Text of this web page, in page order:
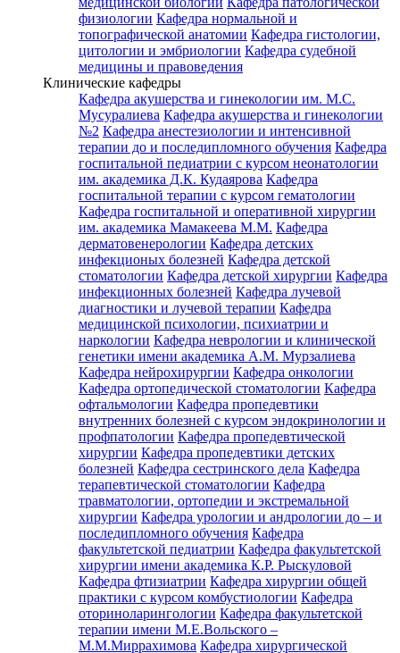
физиологии Кафедра нормальной и
топографической анатомии Кафедра гистологии,
цитологии и эмбриологии Кафедра судебной
медицины и правоведения
Клинические кафедры
Кафедра акушерства и гинекологии им. М.С.
Мусуралиева Кафедра акушерства и гинекологии
№2 Кафедра анестезиологии и интенсивной
терапии до и последипломного обучения Кафедра
госпитальной педиатрии с курсом неонатологии
им. академика Д.К. Кудаярова Кафедра
госпитальной терапии с курсом гематологии
Кафедра госпитальной и оперативной хирургии
им. академика Мамакеева М.М. Кафедра
дерматовенерологии Кафедра детских
инфекционых болезней Кафедра детской
стоматологии Кафедра детской хирургии Кафедра
инфекционных болезней Кафедра лучевой
диагностики и лучевой терапии Кафедра
медицинской психологии, психиатрии и
наркологии Кафедра неврологии и клинической
генетики имени академика А.М. Мурзалиева
Кафедра нейрохирургии Кафедра онкологии
Кафедра ортопедической стоматологии Кафедра
офтальмологии Кафедра пропедевтики
внутренних болезней с курсом эндокринологии и
профпатологии Кафедра пропедевтической
хирургии Кафедра пропедевтики детских
болезней Кафедра сестринского дела Кафедра
терапевтической стоматологии Кафедра
травматологии, ортопедии и экстремальной
хирургии Кафедра урологии и андрологии до – и
последипломного обучения Кафедра
факультетской педиатрии Кафедра факультетской
хирургии имени академика К.Р. Рыскуловой
Кафедра фтизиатрии Кафедра хирургии общей
практики с курсом комбустиологии Кафедра
оториноларингологии Кафедра факультетской
терапии имени М.Е.Вольского –
М.М.Миррахимова Кафедра хирургической